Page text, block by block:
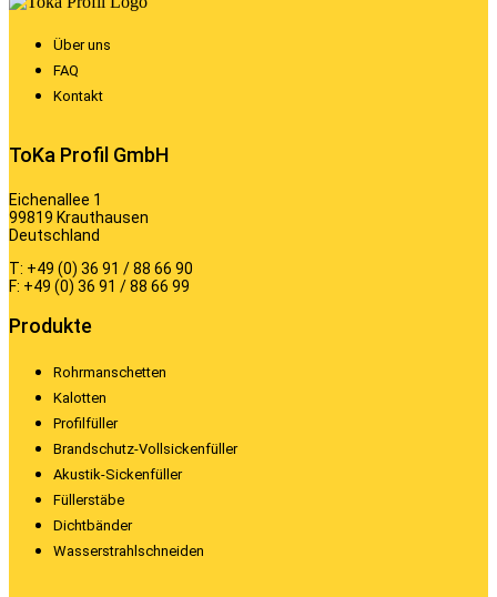
Über uns
FAQ
Kontakt
ToKa Profil GmbH
Eichenallee 1
99819 Krauthausen
Deutschland
T: +49 (0) 36 91 / 88 66 90
F: +49 (0) 36 91 / 88 66 99
Produkte
Rohrmanschetten
Kalotten
Profilfüller
Brandschutz-Vollsickenfüller
Akustik-Sickenfüller
Füllerstäbe
Dichtbänder
Wasserstrahlschneiden